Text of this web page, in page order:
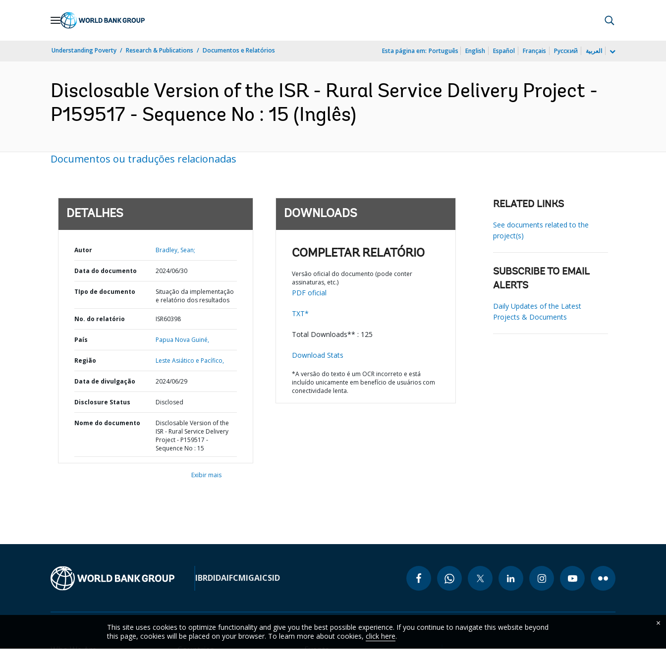
Understanding Poverty Research & Publications Documentos e Relatórios Esta página em: Português English Español Français Русский العربية
Disclosable Version of the ISR - Rural Service Delivery Project -
P159517 - Sequence No : 15 (Inglês)
Documentos ou traduções relacionadas
DETALHES
Autor Bradley, Sean;
Data do documento 2024/06/30
TIpo de documento
Situação da implementação
e relatório dos resultados
No. do relatório ISR60398
País Papua Nova Guiné,
Região Leste Asiático e Pacífico,
Data de divulgação 2024/06/29
Disclosure Status Disclosed
Nome do documento
Disclosable Version of the
ISR - Rural Service Delivery
Project - P159517 -
Sequence No : 15
Exibir mais
DOWNLOADS
COMPLETAR RELATÓRIO
Versão oficial do documento (pode conter
assinaturas, etc.)
PDF oficial
TXT*
Total Downloads** : 125
Download Stats
*A versão do texto é um OCR incorreto e está
incluído unicamente em benefício de usuários com
conectividade lenta.
RELATED LINKS
See documents related to the
project(s)
SUBSCRIBE TO EMAIL
ALERTS
Daily Updates of the Latest
Projects & Documents
IBRDIDAIFCMIGAICSID
Who We Are
Countries
Events
STAY CURRENTWITH OUR
This site uses cookies to optimize functionality and give you the best possible experience. If you continue to navigate this website beyond
this page, cookies will be placed on your browser. To learn more about cookies, click here.
×